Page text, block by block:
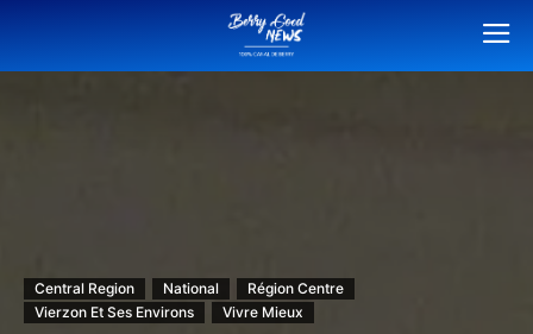
Central Region National
Région Centre
Vierzon Et Ses Environs
Vivre Mieux